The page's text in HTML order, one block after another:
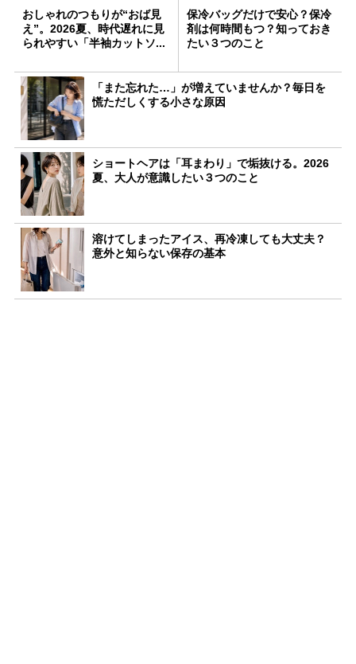
おしゃれのつもりが“おば見
え”。2026夏、時代遅れに見
られやすい「半袖カットソ...
保冷バッグだけで安心？保冷
剤は何時間もつ？知っておき
たい３つのこと
「また忘れた…」が増えていませんか？毎日を
慌ただしくする小さな原因
ショートヘアは「耳まわり」で垢抜ける。2026
夏、大人が意識したい３つのこと
溶けてしまったアイス、再冷凍しても大丈夫？
意外と知らない保存の基本